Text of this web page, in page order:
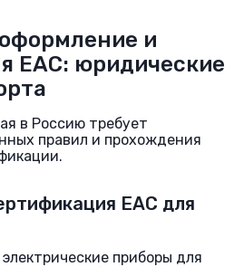
и
ЕАС: юридические
в Россию требует
правил и прохождения
ЕАС для
приборы для